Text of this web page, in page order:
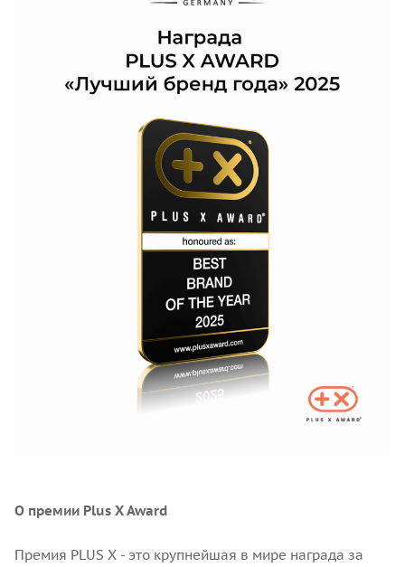
О премии Plus X Award
Премия PLUS X - это крупнейшая в мире награда за